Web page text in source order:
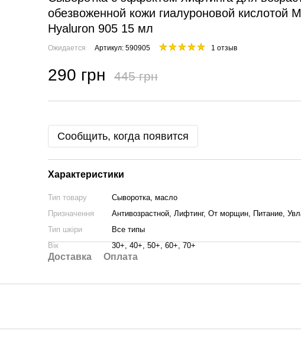
обезвоженной кожи гиалуроновой кислотой
Hyaluron 905 15 мл
Ожидается Артикул: 590905 1 отзыв
290 грн 445 грн
Сообщить, когда появится
Характеристики
Тип товару
Сыворотка, масло
Призначення
Антивозрастной, Лифтинг, От морщин, Питание,
Тип шкіри
Все типы
Вік
30+, 40+, 50+, 60+, 70+
Доставка Оплата